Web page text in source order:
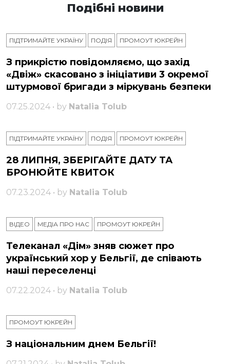
Подібні новини
ПІДТРИМАЙТЕ УКРАЇНУ ПОДІЯ ПРОМОУТ ЮКРЕЙН
З прикрістю повідомляємо, що захід
«Двіж» скасовано з ініціативи 3 окремої
штурмової бригади з міркувань безпеки
07.25.2024 • by Natalia Tolub
ПІДТРИМАЙТЕ УКРАЇНУ ПОДІЯ ПРОМОУТ ЮКРЕЙН
28 ЛИПНЯ, ЗБЕРІГАЙТЕ ДАТУ ТА
БРОНЮЙТЕ КВИТОК
07.23.2024 • by Natalia Tolub
ВІДЕО МЕДІА ПРО НАС ПРОМОУТ ЮКРЕЙН
Телеканал «Дім» зняв сюжет про
український хор у Бельгії, де співають
наші переселенці
07.22.2024 • by Natalia Tolub
ПРОМОУТ ЮКРЕЙН
З національним днем ​​Бельгії!